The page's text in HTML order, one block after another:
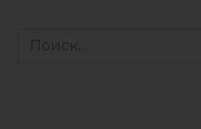
Search